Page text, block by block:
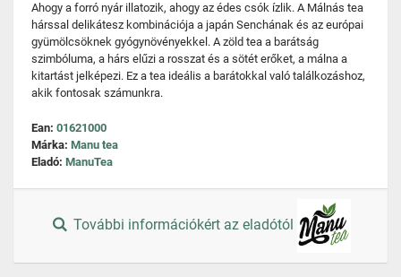
Ahogy a forró nyár illatozik, ahogy az édes csók ízlik. A Málnás tea
hárssal delikátesz kombinációja a japán Senchának és az európai
gyümölcsöknek gyógynövényekkel. A zöld tea a barátság
szimbóluma, a hárs elűzi a rosszat és a sötét erőket, a málna a
kitartást jelképezi. Ez a tea ideális a barátokkal való találkozáshoz,
akik fontosak számunkra.
Ean: 01621000
Márka: Manu tea
Eladó: ManuTea
További információkért az eladótól